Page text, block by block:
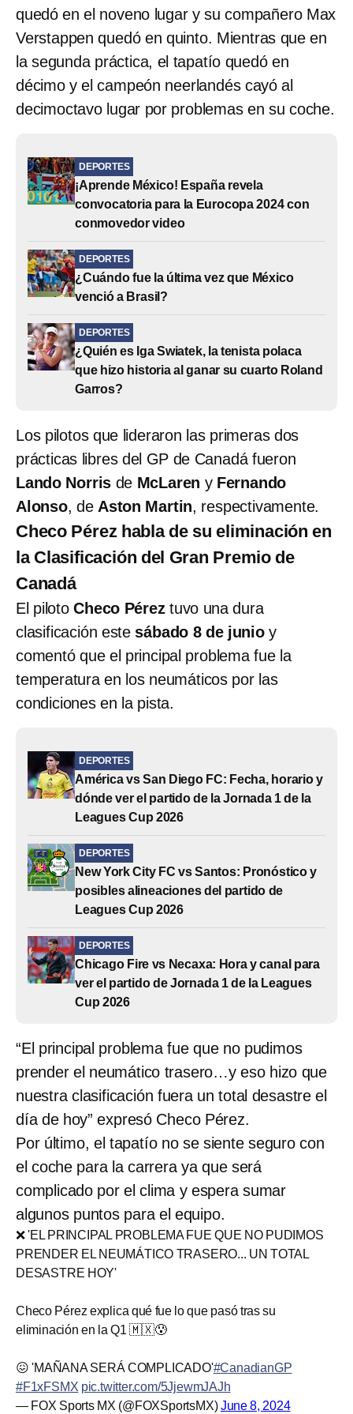
quedó en el noveno lugar y su compañero Max
Verstappen quedó en quinto. Mientras que en
la segunda práctica, el tapatío quedó en
décimo y el campeón neerlandés cayó al
decimoctavo lugar por problemas en su coche.
DEPORTES
¡Aprende México! España revela
convocatoria para la Eurocopa 2024 con
conmovedor video
DEPORTES
¿Cuándo fue la última vez que México
venció a Brasil?
DEPORTES
¿Quién es Iga Swiatek, la tenista polaca
que hizo historia al ganar su cuarto Roland
Garros?
Los pilotos que lideraron las primeras dos
prácticas libres del GP de Canadá fueron
Lando Norris de McLaren y Fernando
Alonso, de Aston Martin, respectivamente.
Checo Pérez habla de su eliminación en
la Clasificación del Gran Premio de
Canadá
El pilotoCheco Péreztuvo una dura
clasificación este sábado 8 de junioy
comentó que el principal problema fue la
temperatura en los neumáticos por las
condiciones en la pista.
DEPORTES
América vs San Diego FC: Fecha, horario y
dónde ver el partido de la Jornada 1 de la
Leagues Cup 2026
DEPORTES
New York City FC vs Santos: Pronóstico y
posibles alineaciones del partido de
Leagues Cup 2026
DEPORTES
Chicago Fire vs Necaxa: Hora y canal para
ver el partido de Jornada 1 de la Leagues
Cup 2026
“El principal problema fue que no pudimos
prender el neumático trasero…y eso hizo que
nuestra clasificación fuera un total desastre el
día de hoy” expresó Checo Pérez.
Por último, el tapatío no se siente seguro con
el coche para la carrera ya que será
complicado por el clima y espera sumar
algunos puntos para el equipo.
❌ 'EL PRINCIPAL PROBLEMA FUE QUE NO PUDIMOS
PRENDER EL NEUMÁTICO TRASERO... UN TOTAL
DESASTRE HOY'
Checo Pérez explica qué fue lo que pasó tras su
eliminación en la Q1 🇲🇽😰
😖 'MAÑANA SERÁ COMPLICADO'#CanadianGP
#F1xFSMX pic.twitter.com/5JjewmJAJh
— FOX Sports MX (@FOXSportsMX)June 8, 2024